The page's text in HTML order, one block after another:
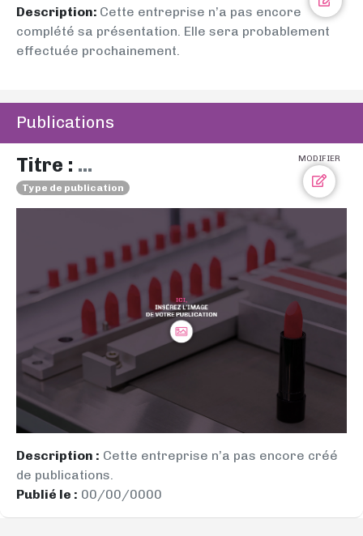
Description: Cette entreprise n’a pas encore
complété sa présentation. Elle sera probablement
effectuée prochainement.
Publications
MODIFIER
Titre : ...
Type de publication
Description : Cette entreprise n’a pas encore créé
de publications.
Publié le : 00/00/0000